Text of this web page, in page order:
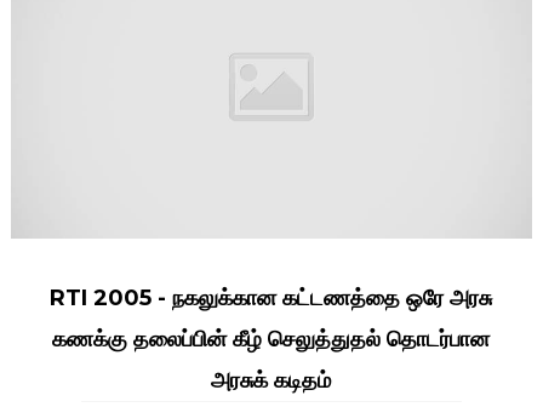
RTI 2005 - நகலுக்கான கட்டணத்தை ஒரே அரசு
கணக்கு தலைப்பின் கீழ் செலுத்துதல் தொடர்பான
அரசுக் கடிதம்